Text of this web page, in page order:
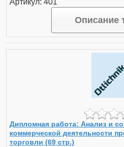
Артикул: 401
Описание
Дипломная работа: Анализ и
коммерческой деятельности
торговли (69 стр.)